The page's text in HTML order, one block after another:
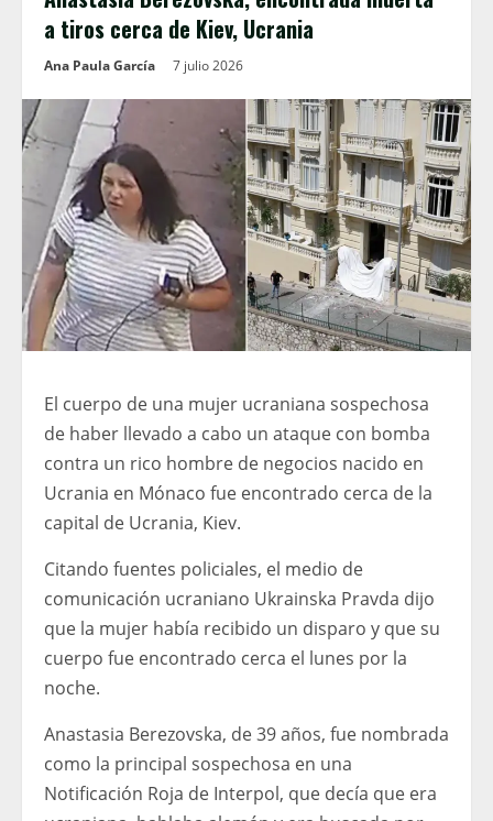
a tiros cerca de Kiev, Ucrania
Ana Paula García 7 julio 2026
El cuerpo de una mujer ucraniana sospechosa
de haber llevado a cabo un ataque con bomba
contra un rico hombre de negocios nacido en
Ucrania en Mónaco fue encontrado cerca de la
capital de Ucrania, Kiev.
Citando fuentes policiales, el medio de
comunicación ucraniano Ukrainska Pravda dijo
que la mujer había recibido un disparo y que su
cuerpo fue encontrado cerca el lunes por la
noche.
Anastasia Berezovska, de 39 años, fue nombrada
como la principal sospechosa en una
Notificación Roja de Interpol, que decía que era